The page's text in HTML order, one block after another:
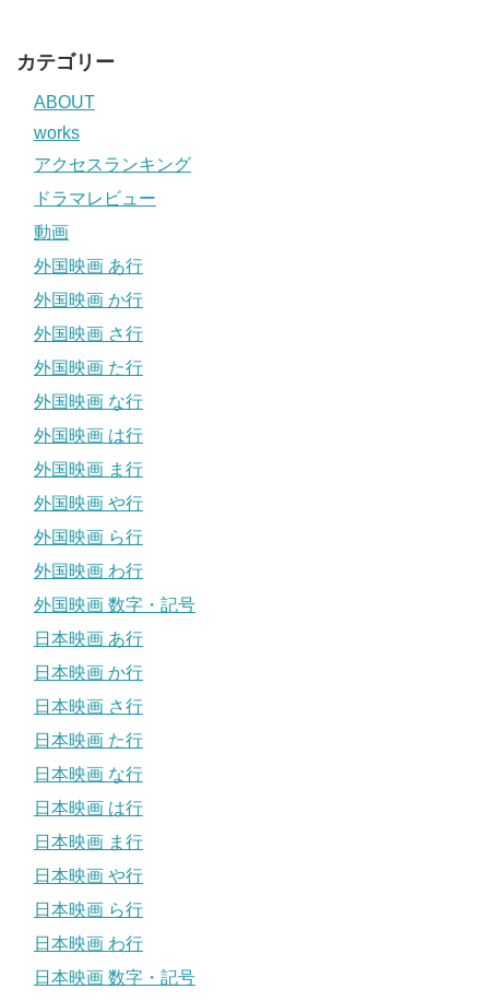
カテゴリー
ABOUT
works
アクセスランキング
ドラマレビュー
動画
外国映画 あ行
外国映画 か行
外国映画 さ行
外国映画 た行
外国映画 な行
外国映画 は行
外国映画 ま行
外国映画 や行
外国映画 ら行
外国映画 わ行
外国映画 数字・記号
日本映画 あ行
日本映画 か行
日本映画 さ行
日本映画 た行
日本映画 な行
日本映画 は行
日本映画 ま行
日本映画 や行
日本映画 ら行
日本映画 わ行
日本映画 数字・記号